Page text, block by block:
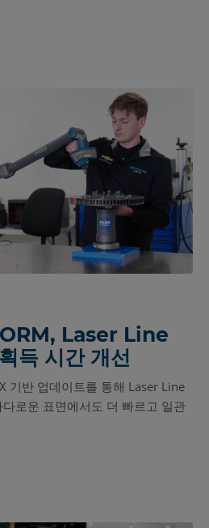
Laser Line
득 시간 개선
기반 업데이트를 통해 Laser Line
로운 표면에서도 더 빠르고 일관